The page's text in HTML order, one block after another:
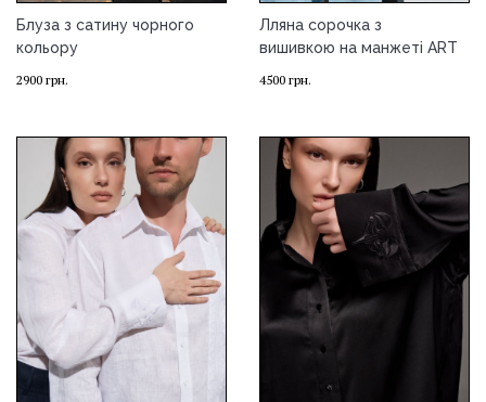
Блуза з сатину чорного
кольору
2900 грн.
Лляна сорочка з
вишивкою на манжеті ART
4500 грн.